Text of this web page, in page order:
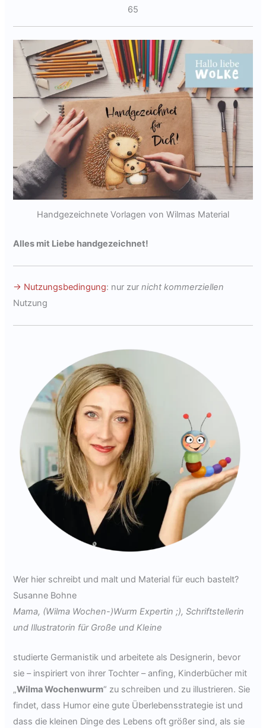
65
Handgezeichnete Vorlagen von Wilmas Material
Alles mit Liebe handgezeichnet!
→ Nutzungsbedingung: nur zurnicht kommerziellen
Nutzung
Wer hier schreibt und malt und Material für euch bastelt?
Susanne Bohne
Mama, (Wilma Wochen-)Wurm Expertin ;), Schriftstellerin
und Illustratorin für Große und Kleine
studierte Germanistik und arbeitete als Designerin, bevor
sie – inspiriert von ihrer Tochter – anfing, Kinderbücher mit
„Wilma Wochenwurm“ zu schreiben und zu illustrieren. Sie
findet, dass Humor eine gute Überlebensstrategie ist und
dass die kleinen Dinge des Lebens oft größer sind, als sie